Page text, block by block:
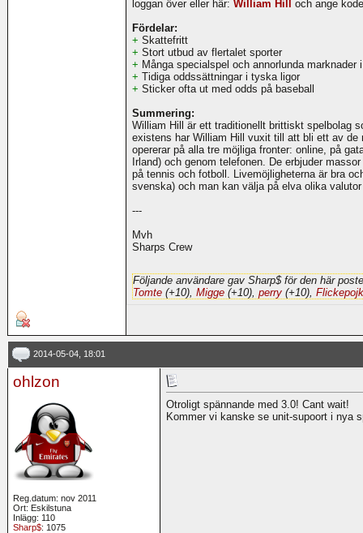
loggan över eller här: William Hill
och ange
Fördelar:
+ Skattefritt
+ Stort utbud av flertalet sporter
+ Många specialspel och annorlunda marknader
+ Tidiga oddssättningar i tyska ligor
+ Sticker ofta ut med odds på baseball
Summering:
William Hill är ett traditionellt brittiskt spelbolag
existens har William Hill vuxit till att bli ett av de
opererar på alla tre möjliga fronter: online, på
Irland) och genom telefonen. De erbjuder
på tennis och fotboll. Livemöjligheterna är bra
svenska) och man kan välja på elva olika
---
Mvh
Sharps Crew
Följande användare gav Sharp$ för den här
Tomte (+10), Migge (+10), perry (+10),
2014-05-04, 18:01
ohlzon
Reg.datum: nov 2011
Ort: Eskilstuna
Inlägg: 110
Sharp$: 1075
Otroligt spännande med 3.0! Cant wait!
Kommer vi kanske se unit-supoort i nya